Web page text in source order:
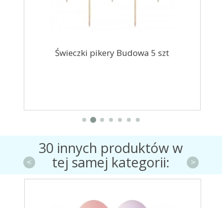
Świeczki pikery Budowa 5 szt
30 innych produktów w
tej samej kategorii:
< >